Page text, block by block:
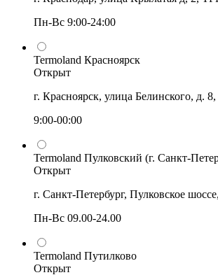
Пн-Вс 9:00-24:00
Termoland Красноярск
Открыт
г. Красноярск, улица Белинского, д.
9:00-00:00
Termoland Пулковский (г. Санкт-
Открыт
г. Санкт-Петербург, Пулковское
Пн-Вс 09.00-24.00
Termoland Путилково
Открыт